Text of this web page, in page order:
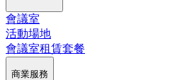
會議室
活動場地
會議室租賃套餐
商業服務